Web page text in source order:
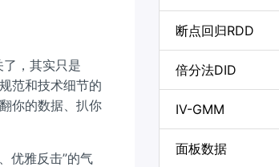
，其实只是
范和技术细节的
你的数据、扒你
优雅反击”的气
断点回归RDD
倍分法DID
IV-GMM
面板数据